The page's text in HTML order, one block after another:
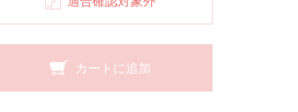
カートに追加